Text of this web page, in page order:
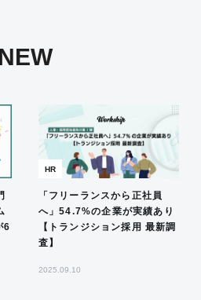
NEW
6
HR
「フリーランスから正社員
へ」54.7%の企業が実績あり
【トランジション採用 最新調
査】
2025.09.10